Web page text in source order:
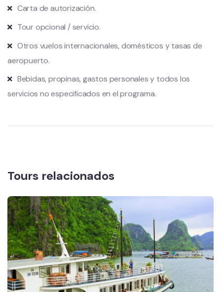
Carta de autorización.
Tour opcional / servicio.
Otros vuelos internacionales, domésticos y tasas de
aeropuerto.
Bebidas, propinas, gastos personales y todos los
servicios no especificados en el programa.
Tours relacionados